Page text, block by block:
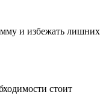
и избежать лишних
стоит